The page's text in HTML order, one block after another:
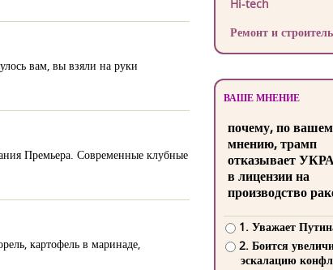
вам, вы взяли на руки
Премьера. Современные клубные
картофель в маринаде,
Hi-tech
Ремонт и
ВАШЕ МНЕНИЕ
почему, по
мнению, трамп
отказывает
в лицензии на
производство
1. Уважает
2. Боится
эскалацию